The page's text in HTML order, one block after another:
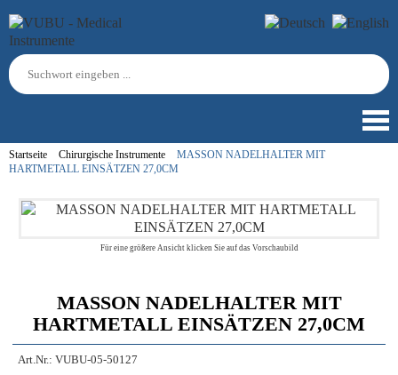
Startseite Chirurgische Instrumente
MASSON NADELHALTER MIT
HARTMETALL EINSÄTZEN 27,0CM
Für eine größere Ansicht klicken Sie auf das Vorschaubild
MASSON NADELHALTER MIT
HARTMETALL EINSÄTZEN 27,0CM
Art.Nr.: VUBU-05-50127